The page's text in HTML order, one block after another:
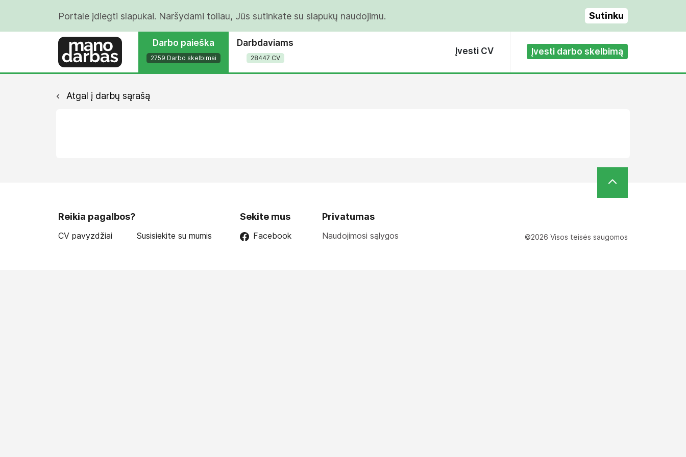
Portale įdiegti slapukai. Naršydami toliau, Jūs sutinkate su slapukų naudojimu. Sutinku
Darbo paieška
2759 Darbo skelbimai
Darbdaviams
28447 CV
Įvesti CV Įvesti darbo skelbimą
Atgal į darbų sąrašą
Reikia pagalbos?
CV pavyzdžiai Susisiekite su mumis
Sekite mus
Facebook
Privatumas
Naudojimosi sąlygos ©2026 Visos teisės saugomos